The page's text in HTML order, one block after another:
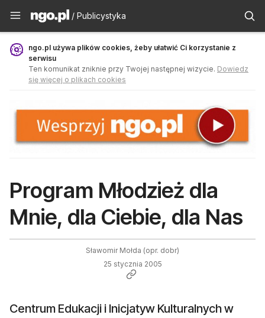
Publicystyka - ngo.pl
/ Publicystyka
ngo.pl używa plików cookies, żeby ułatwić Ci korzystanie z
serwisu
Ten komunikat zniknie przy Twojej następnej wizycie. Dowiedz
się więcej o plikach cookies
Program Młodzież dla
Mnie, dla Ciebie, dla Nas
Sławomir Mołda (opr. dobr)
25 stycznia 2005
Centrum Edukacji i Inicjatyw Kulturalnych w